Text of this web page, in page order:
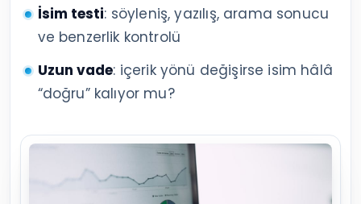
İsim testi: söyleniş, yazılış, arama sonucu
ve benzerlik kontrolü
Uzun vade: içerik yönü değişirse isim hâlâ
“doğru” kalıyor mu?